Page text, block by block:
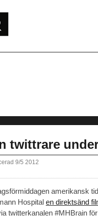
twittrare
9/5 2012
amerikansk
Hospital en direktsänd
twitterkanalen #MHBrain